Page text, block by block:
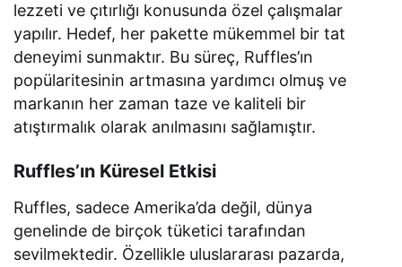
lezzeti ve çıtırlığı konusunda özel çalışmalar
yapılır. Hedef, her pakette mükemmel bir tat
deneyimi sunmaktır. Bu süreç, Ruffles’ın
popülaritesinin artmasına yardımcı olmuş ve
markanın her zaman taze ve kaliteli bir
atıştırmalık olarak anılmasını sağlamıştır.
Ruffles’ın Küresel Etkisi
Ruffles, sadece Amerika’da değil, dünya
genelinde de birçok tüketici tarafından
sevilmektedir. Özellikle uluslararası pazarda,